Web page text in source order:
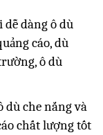
dễ dàng ô dù
cáo, dù
ô dù
dù che nắng và
chất lượng tốt